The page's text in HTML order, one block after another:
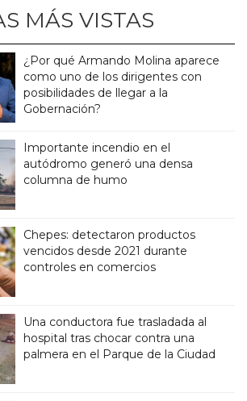
MÁS VISTAS
¿Por qué Armando Molina aparece
como uno de los dirigentes con
posibilidades de llegar a la
Gobernación?
Importante incendio en el
autódromo generó una densa
columna de humo
Chepes: detectaron productos
vencidos desde 2021 durante
controles en comercios
Una conductora fue trasladada al
hospital tras chocar contra una
palmera en el Parque de la Ciudad